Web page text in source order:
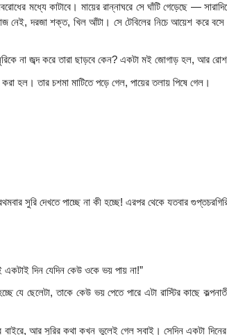
মধ্যে কাটাবে। মায়ের রান্নাঘরে সে ঘাঁটি গেড়েছে —
দরজা শক্ত, খিল আঁটা। সে টেবিলের নিচে আয়েশ করে বসে
না জব্দ করে তারা ছাড়বে কেন? একটা মই জোগাড় হল, আর
হল। তার চশমা মাটিতে পড়ে গেল, পায়ের তলায় পিষে গেল।
সুরি দেখতে পাচ্ছে না কী হচ্ছে! এরপর থেকে যতবার
দিন যেদিন কেউ ওকে ভয় পায় না!”
যে ছেলেটা, তাকে কেউ ভয় পেতে পারে এটা রাস্টির কাছে
বাইরে, আর সুরির কথা কখন ভুলেই গেল সবাই। সেদিন একটা